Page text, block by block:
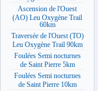
Ascension de l'Ouest
(AO) Leu Oxygène Trail
60km
Traversée de l'Ouest (TO)
Leu Oxygène Trail 90km
Foulées Semi nocturnes
de Saint Pierre 5km
Foulées Semi nocturnes
de Saint Pierre 10km